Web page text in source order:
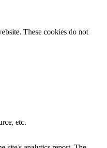
These cookies do not
etc.